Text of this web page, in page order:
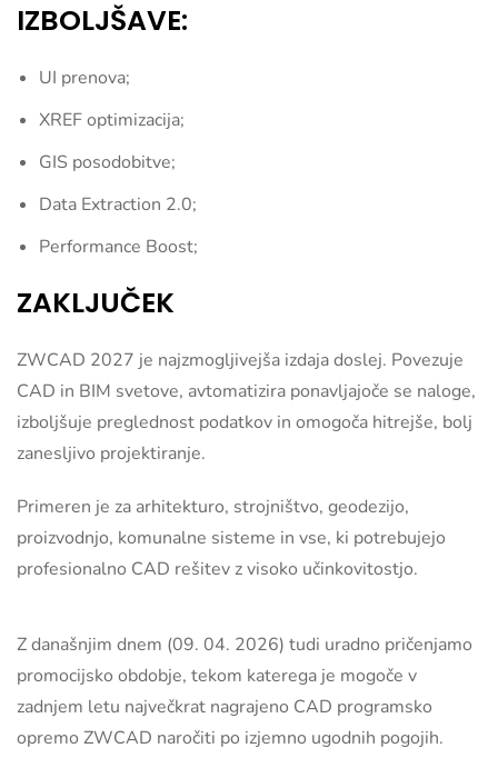
IZBOLJŠAVE:
UI prenova;
XREF optimizacija;
GIS posodobitve;
Data Extraction 2.0;
Performance Boost;
ZAKLJUČEK
ZWCAD 2027 je najzmogljivejša izdaja doslej. Povezuje
CAD in BIM svetove, avtomatizira ponavljajoče se naloge,
izboljšuje preglednost podatkov in omogoča hitrejše, bolj
zanesljivo projektiranje.
Primeren je za arhitekturo, strojništvo, geodezijo,
proizvodnjo, komunalne sisteme in vse, ki potrebujejo
profesionalno CAD rešitev z visoko učinkovitostjo.
Z današnjim dnem (09. 04. 2026) tudi uradno pričenjamo
promocijsko obdobje, tekom katerega je mogoče v
zadnjem letu največkrat nagrajeno CAD programsko
opremo ZWCAD naročiti po izjemno ugodnih pogojih.